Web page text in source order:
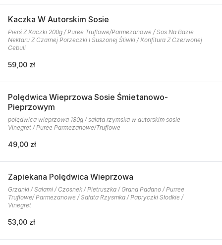
Kaczka W Autorskim Sosie
Pierś Z Kaczki 200g / Puree Truflowe/Parmezanowe / Sos Na Bazie
Nektaru Z Czarnej Porzeczki I Suszonej Śliwki / Konfitura Z Czerwonej
Cebuli
59,00 zł
Polędwica Wieprzowa Sosie Śmietanowo-
Pieprzowym
polędwica wieprzowa 180g / sałata rzymska w autorskim sosie
Vinegret / Puree Parmezanowe/Truflowe
49,00 zł
Zapiekana Polędwica Wieprzowa
Grzanki / Salami / Czosnek / Pietruszka / Grana Padano / Purree
Truflowe/ Parmezanowe / Sałata Rzysmka / Papryczki Słodkie /
Vinegret
53,00 zł